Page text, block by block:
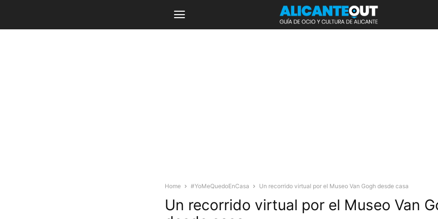
Home #YoMeQuedoEnCasa Un recorrido virtual por el Museo Van Gogh desde casa
Un recorrido virtual por el Museo Van